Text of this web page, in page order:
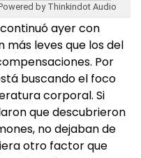
by Thinkindot Audio
ayer con
más leves que los del
Por
buscando el foco
corporal. Si
que descubrieron
no dejaban de
otro factor que